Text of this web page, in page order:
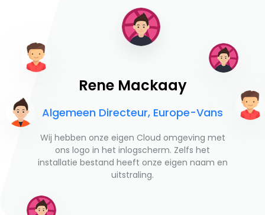
Rene Mackaay
Algemeen Directeur, Europe-Vans
Wij hebben onze eigen Cloud omgeving met
ons logo in het inlogscherm. Zelfs het
installatie bestand heeft onze eigen naam en
uitstraling.